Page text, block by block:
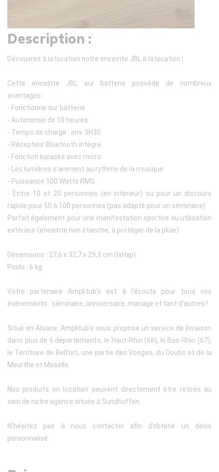
Description :
Découvrez à la location notre enceinte JBL à la location !
Cette enceinte JBL sur batterie possède de nombreux
avantages :
- Fonctionne sur batterie
- Autonomie de 10 heures
- Temps de charge : env. 3H30
- Récepteur Bluetooth intégré
- Fonction karaoké avec micro
- Les lumières s’animent au rythme de la musique
- Puissance 100 Watts RMS
- Entre 10 et 20 personnes (en intérieur) ou pour un discours
rapide pour 50 à 100 personnes (pas adapté pour un séminaire)
Parfait également pour une manifestation sportive ou utilisation
extérieur (enceinte non étanche, à protéger de la pluie)
Dimensions : 27,6 x 32,7 x 29,3 cm (lxHxp)
Poids : 6 kg
Votre partenaire Amplitub's est à l’écoute pour tous vos
événements : séminaire, anniversaire, mariage et tant d’autres !
Situé en Alsace, Amplitub’s vous propose un service de livraison
dans plus de 6 départements, le Haut-Rhin (68), le Bas-Rhin (67),
le Territoire de Belfort, une partie des Vosges, du Doubs et de la
Meurthe et Moselle.
Nos produits en location peuvent directement être retirés au
sein de notre agence située à Sundhoffen.
N’hésitez pas à nous contacter afin d’obtenir un devis
personnalisé.